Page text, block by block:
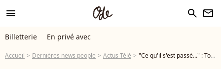
menu search newsletter
Billetterie En privé avec
Accueil Dernières news people Actus Télé "Ce qu'il s'est passé..." : Tous les détails de la disparition soudaine de Glorian Kabongo (Affaire conclue) enfin partagés